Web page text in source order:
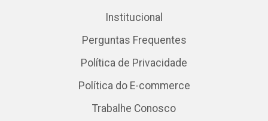
Institucional
Perguntas Frequentes
Política de Privacidade
Política do E-commerce
Trabalhe Conosco